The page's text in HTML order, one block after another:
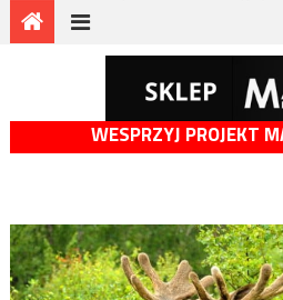
WESPRZYJ PROJEKT